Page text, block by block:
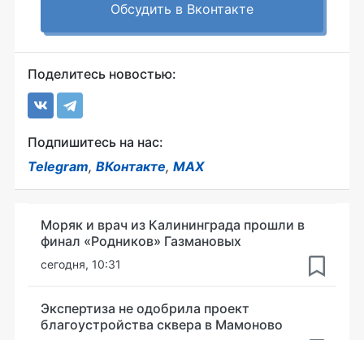
Обсудить в Вконтакте
Поделитесь новостью:
Подпишитесь на нас:
Telegram, ВКонтакте, MAX
Моряк и врач из Калининграда прошли в
финал «Родников» Газмановых
сегодня, 10:31
Экспертиза не одобрила проект
благоустройства сквера в Мамоново